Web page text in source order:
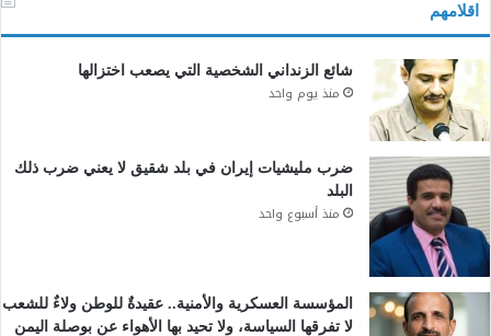
اقلامهم
شائع الزنداني الشخصية التي يصعب اختزالها
منذ يوم واحد
ضرب مليشيات إيران في بلد شقيق لا يعني ضرب ذلك
البلد
منذ أسبوع واحد
المؤسسة العسكرية والأمنية.. عقيدةٌ للوطن ولاءٌ للشعب
لا تفرقها السياسة، ولا تحيد بها الأهواء عن بوصلة اليمن